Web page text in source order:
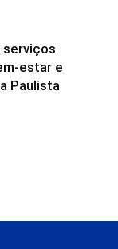
serviços
estar e
Paulista